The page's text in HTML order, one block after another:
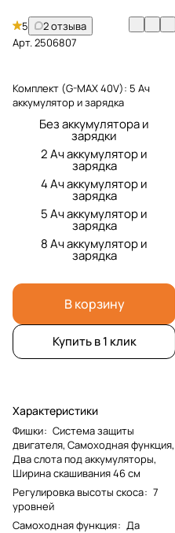
5
2 отзыва
Арт.2506807
Комплект (G-MAX 40V): 5 Ач
аккумулятор и зарядка
Без аккумулятора и
зарядки
2 Ач аккумулятор и
зарядка
4 Ач аккумулятор и
зарядка
5 Ач аккумулятор и
зарядка
8 Ач аккумулятор и
зарядка
В корзину
Купить в 1 клик
Характеристики
Фишки: Система защиты
двигателя, Самоходная функция,
Два слота под аккумуляторы,
Ширина скашивания 46 см
Регулировка высоты скоса: 7
уровней
Самоходная функция: Да